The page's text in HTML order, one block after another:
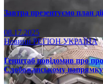
Завтра презентуємо план
08.17.2025
НовиниРЕГІОНУКРАЇНА
Генштаб повідомив про
Слобожанському напрямку